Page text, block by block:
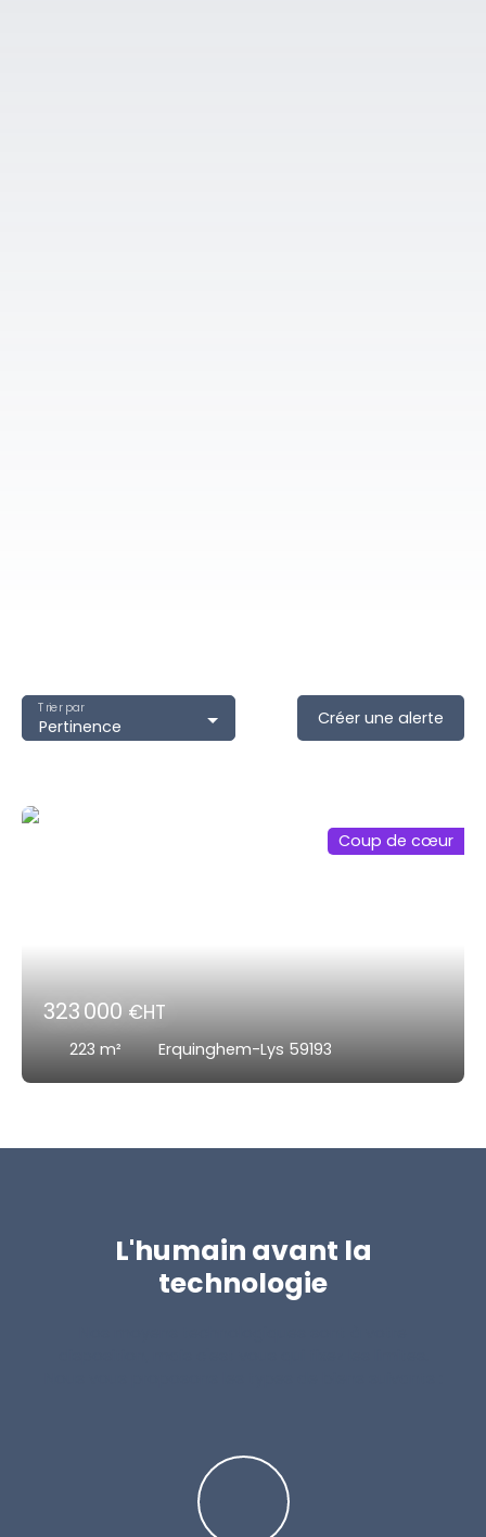
Pertinence
Trier par Créer une alerte
323 000 €HT
223 m² Erquinghem-Lys 59193
Coup de cœur
L'humain avant la
technologie